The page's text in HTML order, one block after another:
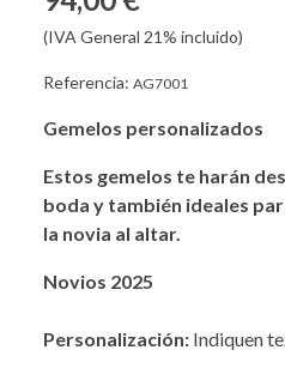
(IVA General 21% incluido)
Referencia: AG7001
Gemelos personalizados
Estos gemelos te harán
boda y también ideales
la novia al altar.
Novios 2025
Personalización: Indiquen